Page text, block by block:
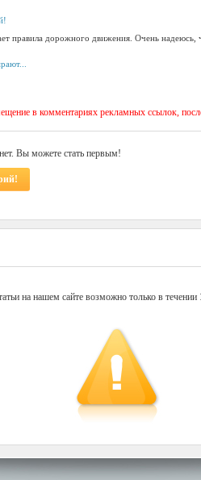
правила дорожного движения. Очень надеюсь,
в комментариях рекламных ссылок,
Вы можете стать первым!
на нашем сайте возможно только в течении